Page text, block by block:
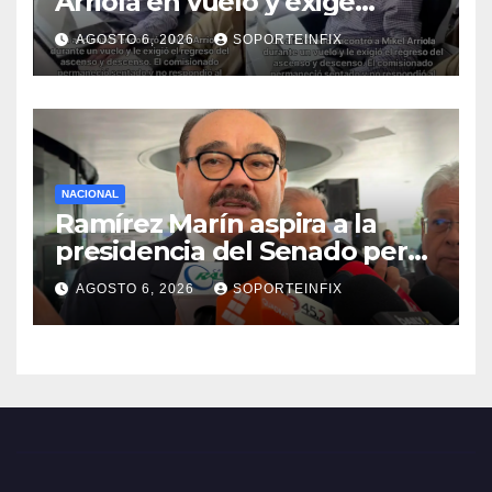
regreso del ascenso
AGOSTO 6, 2026 SOPORTEINFIX
NACIONAL
Ramírez Marín aspira a la
presidencia del Senado pero
respeta decisión de Morena
AGOSTO 6, 2026 SOPORTEINFIX